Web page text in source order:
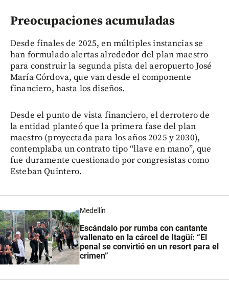
Preocupaciones acumuladas
Desde finales de 2025, en múltiples instancias se
han formulado alertas alrededor del plan maestro
para construir la segunda pista del aeropuerto José
María Córdova, que van desde el componente
financiero, hasta los diseños.
Desde el punto de vista financiero, el derrotero de
la entidad planteó que la primera fase del plan
maestro (proyectada para los años 2025 y 2030),
contemplaba un contrato tipo “llave en mano”, que
fue duramente cuestionado por congresistas como
Esteban Quintero.
Medellín
Escándalo por rumba con cantante
vallenato en la cárcel de Itagüí: “El
penal se convirtió en un resort para el
crimen”